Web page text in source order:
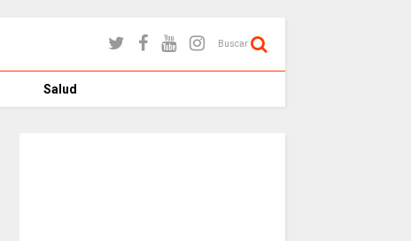
Buscar
Salud